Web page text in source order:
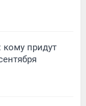
кому придут